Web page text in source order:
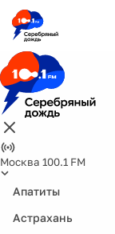
Москва 100.1 FM
Апатиты
Астрахань